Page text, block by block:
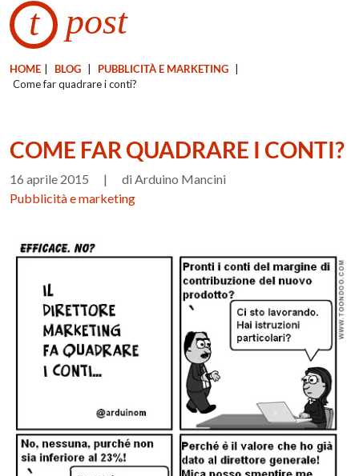
t post
HOME BLOG PUBBLICITÀ E MARKETING
Come far quadrare i conti?
COME FAR QUADRARE I CONTI?
16 aprile 2015 |
di Arduino Mancini
Pubblicità e marketing